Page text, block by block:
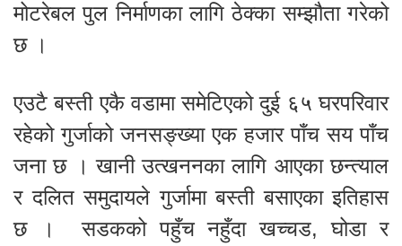
मोटरेबल पुल निर्माणका लागि ठेक्का सम्झौता गरेको
छ ।
एउटै बस्ती एकै वडामा समेटिएको दुई ६५ घरपरिवार
रहेको गुर्जाको जनसङ्ख्या एक हजार पाँच सय पाँच
जना छ । खानी उत्खननका लागि आएका छन्त्याल
र दलित समुदायले गुर्जामा बस्ती बसाएका इतिहास
छ । सडकको पहुँच नहुँदा खच्चड, घोडा र